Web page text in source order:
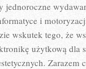
i
wskutek tego, że
użytkową dla